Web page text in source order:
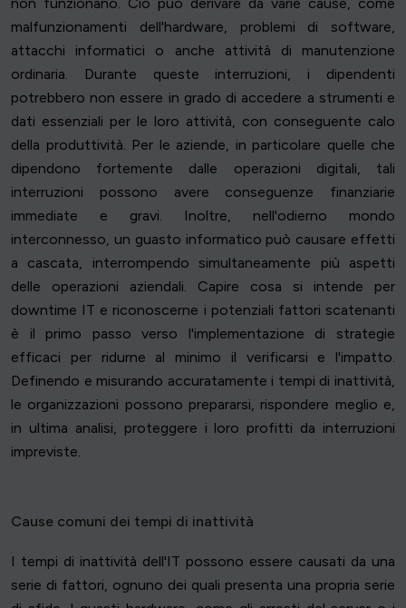
non funzionano. Ciò può derivare da varie cause, come
malfunzionamenti dell'hardware, problemi di software,
attacchi informatici o anche attività di manutenzione
ordinaria. Durante queste interruzioni, i dipendenti
potrebbero non essere in grado di accedere a strumenti e
dati essenziali per le loro attività, con conseguente calo
della produttività. Per le aziende, in particolare quelle che
dipendono fortemente dalle operazioni digitali, tali
interruzioni possono avere conseguenze finanziarie
immediate e gravi. Inoltre, nell'odierno mondo
interconnesso, un guasto informatico può causare effetti
a cascata, interrompendo simultaneamente più aspetti
delle operazioni aziendali. Capire cosa si intende per
downtime IT e riconoscerne i potenziali fattori scatenanti
è il primo passo verso l'implementazione di strategie
efficaci per ridurne al minimo il verificarsi e l'impatto.
Definendo e misurando accuratamente i tempi di inattività,
le organizzazioni possono prepararsi, rispondere meglio e,
in ultima analisi, proteggere i loro profitti da interruzioni
impreviste.
Cause comuni dei tempi di inattività
I tempi di inattività dell'IT possono essere causati da una
serie di fattori, ognuno dei quali presenta una propria serie